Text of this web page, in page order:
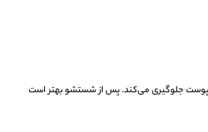
پوست جلوگیری می‌کند. پس از شستشو بهتر است